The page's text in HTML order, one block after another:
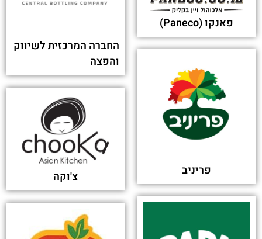
החברה המרכזית לשיווק
והפצה
פאנקו (Paneco)
פריניב צ'וקה